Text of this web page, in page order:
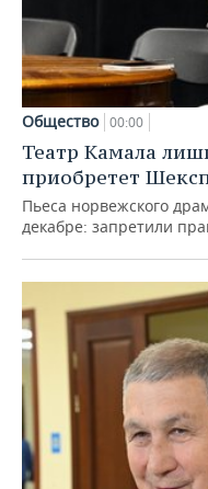
Общество 00:00
Театр Камала
приобретет
Пьеса норвежского
декабре: запретили